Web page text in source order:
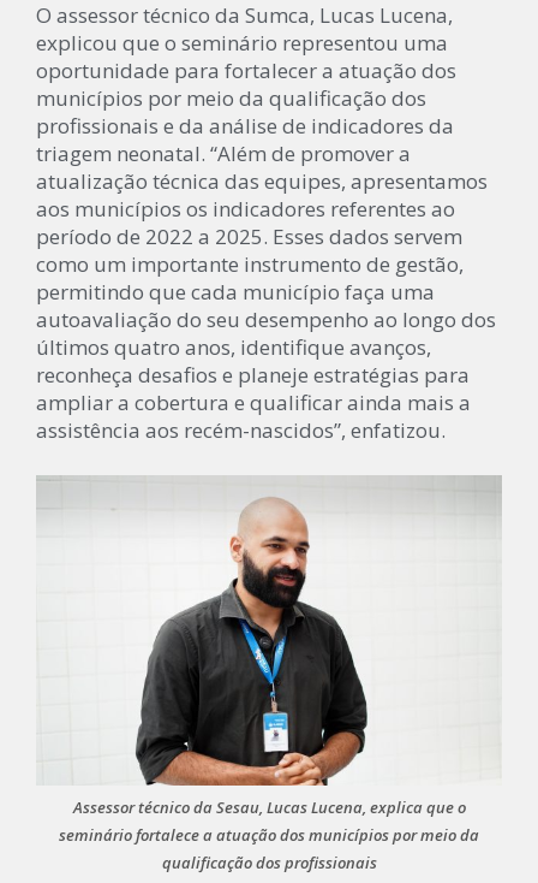
O assessor técnico da Sumca, Lucas Lucena,
explicou que o seminário representou uma
oportunidade para fortalecer a atuação dos
municípios por meio da qualificação dos
profissionais e da análise de indicadores da
triagem neonatal. “Além de promover a
atualização técnica das equipes, apresentamos
aos municípios os indicadores referentes ao
período de 2022 a 2025. Esses dados servem
como um importante instrumento de gestão,
permitindo que cada município faça uma
autoavaliação do seu desempenho ao longo dos
últimos quatro anos, identifique avanços,
reconheça desafios e planeje estratégias para
ampliar a cobertura e qualificar ainda mais a
assistência aos recém-nascidos”, enfatizou.
Assessor técnico da Sesau, Lucas Lucena, explica que o
seminário fortalece a atuação dos municípios por meio da
qualificação dos profissionais